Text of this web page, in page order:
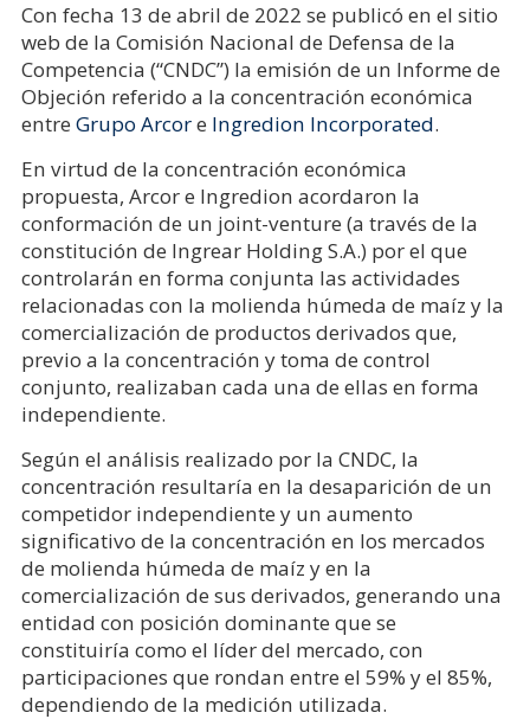
Con fecha 13 de abril de 2022 se publicó en el sitio
web de la Comisión Nacional de Defensa de la
Competencia (“CNDC”) la emisión de un Informe de
Objeción referido a la concentración económica
entre Grupo Arcore Ingredion Incorporated.
En virtud de la concentración económica
propuesta, Arcor e Ingredion acordaron la
conformación de un joint-venture (a través de la
constitución de Ingrear Holding S.A.) por el que
controlarán en forma conjunta las actividades
relacionadas con la molienda húmeda de maíz y la
comercialización de productos derivados que,
previo a la concentración y toma de control
conjunto, realizaban cada una de ellas en forma
independiente.
Según el análisis realizado por la CNDC, la
concentración resultaría en la desaparición de un
competidor independiente y un aumento
significativo de la concentración en los mercados
de molienda húmeda de maíz y en la
comercialización de sus derivados, generando una
entidad con posición dominante que se
constituiría como el líder del mercado, con
participaciones que rondan entre el 59% y el 85%,
dependiendo de la medición utilizada.